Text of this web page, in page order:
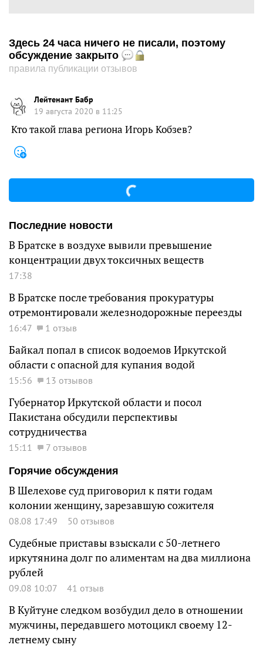
Здесь 24 часа ничего не писали, поэтому
обсуждение закрыто
правила публикации отзывов
Лейтенант Бабр
19 августа 2020 в 11:25
Кто такой глава региона Игорь Кобзев?
Последние новости
В Братске в воздухе вывили превышение
концентрации двух токсичных веществ
17:38
В Братске после требования прокуратуры
отремонтировали железнодорожные переезды
16:47 1 отзыв
Байкал попал в список водоемов Иркутской
области с опасной для купания водой
15:56 13 отзывов
Губернатор Иркутской области и посол
Пакистана обсудили перспективы
сотрудничества
15:11
7 отзывов
Горячие обсуждения
В Шелехове суд приговорил к пяти годам
колонии женщину, зарезавшую сожителя
08.08 17:49 50 отзывов
Судебные приставы взыскали с 50-летнего
иркутянина долг по алиментам на два миллиона
рублей
09.08 10:07 41 отзыв
В Куйтуне следком возбудил дело в отношении
мужчины, передавшего мотоцикл своему 12-
летнему сыну